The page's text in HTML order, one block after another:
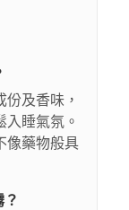
及香味，
入睡氣氛。
像藥物般具